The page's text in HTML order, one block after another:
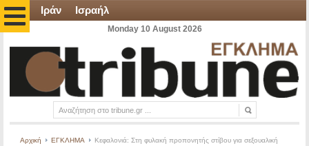
Ιράν Ισραήλ
Monday 10 August 2026
Αρχική ΕΓΚΛΗΜΑ
Κεφαλονιά: Στη φυλακή προπονητής στίβου για σεξουαλική